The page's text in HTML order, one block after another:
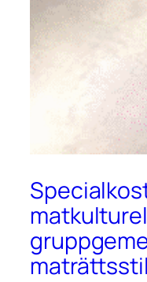
maträttsstil